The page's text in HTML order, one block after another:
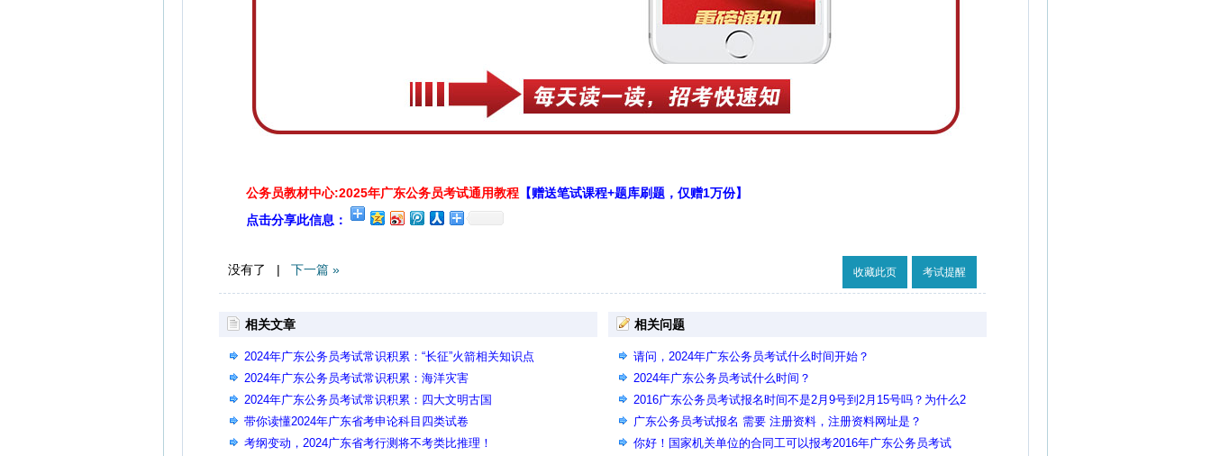
公务员教材中心:2025年广东公务员考试通用教程 【赠送笔试课程+题库刷题，仅赠1万份】
点击分享此信息：
没有了 | 下一篇 » 收藏此页 考试提醒
相关文章
2024年广东公务员考试常识积累：“长征”火箭相关知识点
2024年广东公务员考试常识积累：海洋灾害
2024年广东公务员考试常识积累：四大文明古国
带你读懂2024年广东省考申论科目四类试卷
考纲变动，2024广东省考行测将不考类比推理！
相关问题
请问，2024年广东公务员考试什么时间开始？
2024年广东公务员考试什么时间？
2016广东公务员考试报名时间不是2月9号到2月15号吗？为什么2
月14号已经不能注册报名了？
广东公务员考试报名 需要 注册资料，注册资料网址是？
你好！国家机关单位的合同工可以报考2016年广东公务员考试